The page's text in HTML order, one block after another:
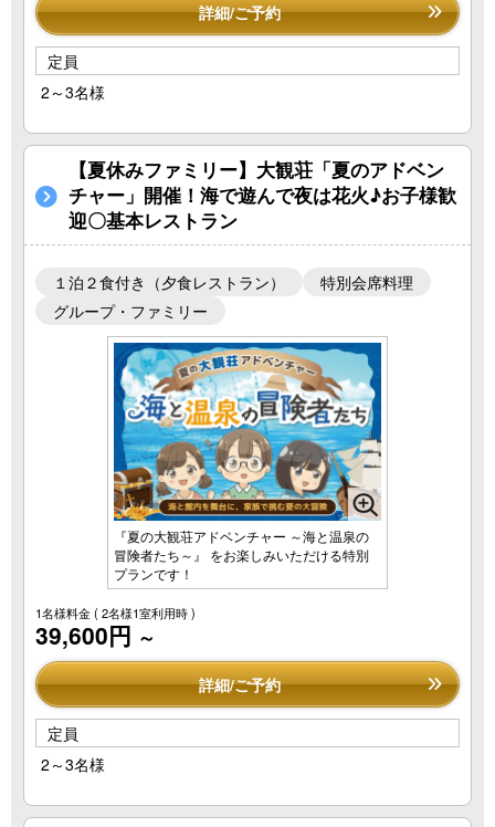
詳細/ご予約
定員
2～3名様
【夏休みファミリー】大観荘「夏のアドベン
チャー」開催！海で遊んで夜は花火♪お子様歓
迎〇基本レストラン
１泊２食付き（夕食レストラン）
特別会席料理
グループ・ファミリー
『夏の大観荘アドベンチャー ～海と温泉の
冒険者たち～』 をお楽しみいただける特別
プランです！
1名様料金( 2名様1室利用時 )
39,600円 ～
詳細/ご予約
定員
2～3名様